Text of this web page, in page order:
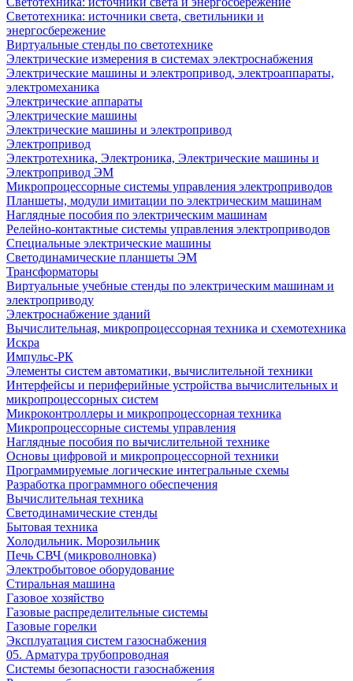
Светотехника: источники света, светильники и
энергосбережение
Виртуальные стенды по светотехнике
Электрические измерения в системах электроснабжения
Электрические машины и электропривод, электроаппараты,
электромеханика
Электрические аппараты
Электрические машины
Электрические машины и электропривод
Электропривод
Электротехника, Электроника, Электрические машины и
Электропривод ЭМ
Микропроцессорные системы управления электроприводов
Планшеты, модули имитации по электрическим машинам
Наглядные пособия по электрическим машинам
Релейно-контактные системы управления электроприводов
Специальные электрические машины
Светодинамические планшеты ЭМ
Трансформаторы
Виртуальные учебные стенды по электрическим машинам и
электроприводу
Электроснабжение зданий
Вычислительная, микропроцессорная техника и схемотехника
Искра
Импульс-РК
Элементы систем автоматики, вычислительной техники
Интерфейсы и периферийные устройства вычислительных и
микропроцессорных систем
Микроконтроллеры и микропроцессорная техника
Микропроцессорные системы управления
Наглядные пособия по вычислительной технике
Основы цифровой и микропроцессорной техники
Программируемые логические интегральные схемы
Разработка программного обеспечения
Вычислительная техника
Светодинамические стенды
Бытовая техника
Холодильник. Морозильник
Печь СВЧ (микроволновка)
Электробытовое оборудование
Стиральная машина
Газовое хозяйство
Газовые распределительные системы
Газовые горелки
Эксплуатация систем газоснабжения
05. Арматура трубопроводная
Системы безопасности газоснабжения